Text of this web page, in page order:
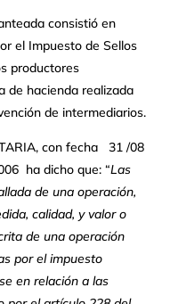
consistió en
el Impuesto de Sellos
productores
de hacienda realizada
de intermediarios.
con fecha 31 /08
ha dicho que: “Las
de una operación,
calidad, y valor o
de una operación
por el impuesto
en relación a las